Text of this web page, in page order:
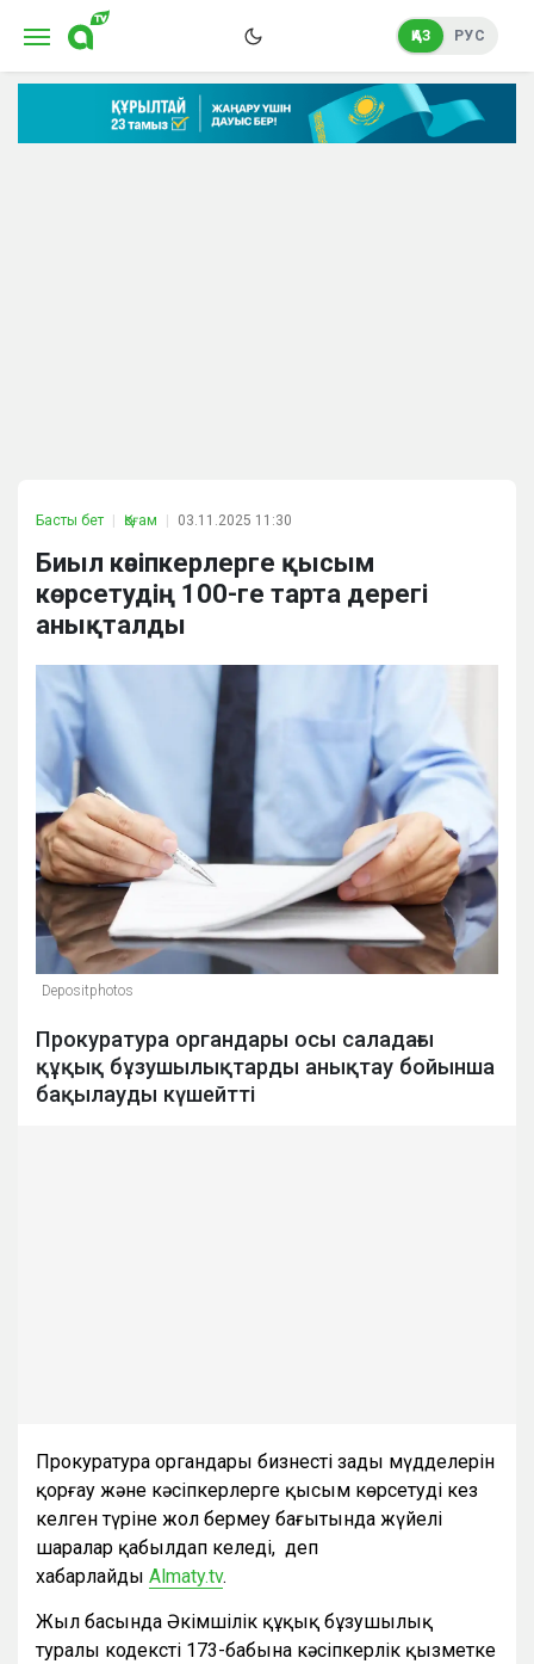
ҚАЗ РУС
Басты бет Қоғам 03.11.2025 11:30
Биыл кәсіпкерлерге қысым
көрсетудің 100-ге тарта дерегі
анықталды
Depositphotos
Прокуратура органдары осы саладағы
құқық бұзушылықтарды анықтау бойынша
бақылауды күшейтті
Прокуратура органдары бизнестің заңды мүдделерін
қорғау және кәсіпкерлерге қысым көрсетудің кез
келген түріне жол бермеу бағытында жүйелі
шаралар қабылдап келеді, деп
хабарлайды Almaty.tv.
Жыл басында Әкімшілік құқық бұзушылық
туралы кодекстің 173-бабына кәсіпкерлік қызметке